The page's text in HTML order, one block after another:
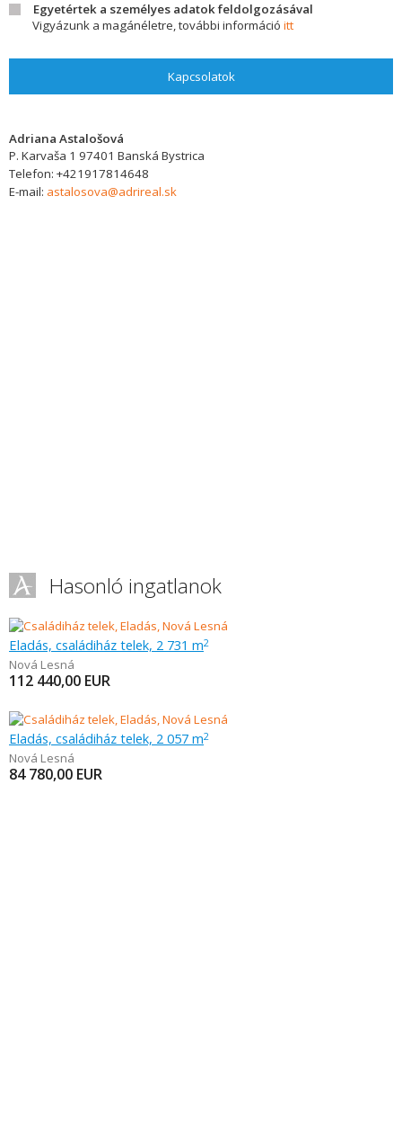
Egyetértek a személyes adatok feldolgozásával
Vigyázunk a magánéletre, további információ itt
Kapcsolatok
Adriana Astalošová
P. Karvaša 1 97401 Banská Bystrica
Telefon: +421917814648
E-mail: astalosova@adrireal.sk
Hasonló ingatlanok
Eladás, családiház telek, 2 731 m2
Nová Lesná
112 440,00 EUR
Eladás, családiház telek, 2 057 m2
Nová Lesná
84 780,00 EUR